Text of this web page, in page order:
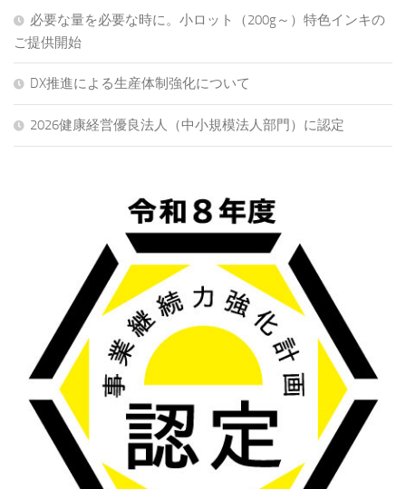
必要な量を必要な時に。小ロット（200g～）特色インキの
ご提供開始
DX推進による生産体制強化について
2026健康経営優良法人（中小規模法人部門）に認定